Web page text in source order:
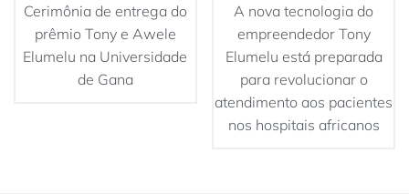
Cerimônia de entrega do
prêmio Tony e Awele
Elumelu na Universidade
de Gana
A nova tecnologia do
empreendedor Tony
Elumelu está preparada
para revolucionar o
atendimento aos pacientes
nos hospitais africanos